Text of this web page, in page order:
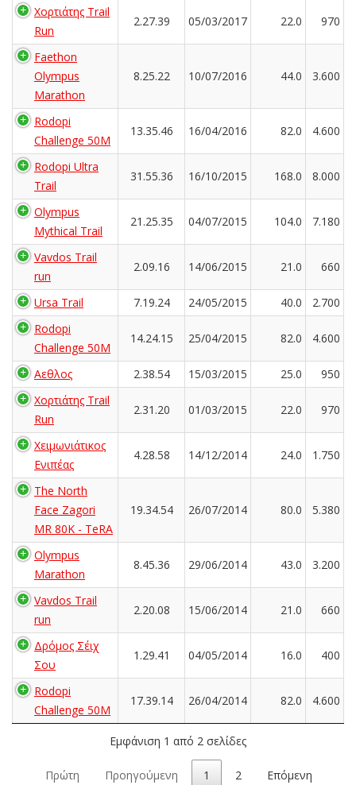
Χορτιάτης Trail
Run
2.27.39 05/03/2017 22.0 970
Faethon
Olympus
Marathon
8.25.22 10/07/2016 44.0 3.600
Rodopi
Challenge 50M
13.35.46 16/04/2016 82.0 4.600
Rodopi Ultra
Trail
31.55.36 16/10/2015 168.0 8.000
Olympus
Mythical Trail
21.25.35 04/07/2015 104.0 7.180
Vavdos Trail
run
2.09.16 14/06/2015 21.0 660
Ursa Trail 7.19.24 24/05/2015 40.0
2.700
Rodopi
Challenge 50M
14.24.15 25/04/2015 82.0 4.600
Αεθλος 2.38.54 15/03/2015 25.0
950
Χορτιάτης Trail
Run
2.31.20 01/03/2015 22.0 970
Χειμωνιάτικος
Ενιπέας
4.28.58 14/12/2014 24.0 1.750
The North
Face Zagori
MR 80K - TeRA
19.34.54 26/07/2014 80.0 5.380
Olympus
Marathon
8.45.36 29/06/2014 43.0 3.200
Vavdos Trail
run
2.20.08 15/06/2014 21.0 660
Δρόμος Σέιχ
Σου
1.29.41 04/05/2014 16.0 400
Rodopi
Challenge 50M
17.39.14 26/04/2014 82.0 4.600
Εμφάνιση 1 από 2 σελίδες
Πρώτη Προηγούμενη 1 2 Επόμενη